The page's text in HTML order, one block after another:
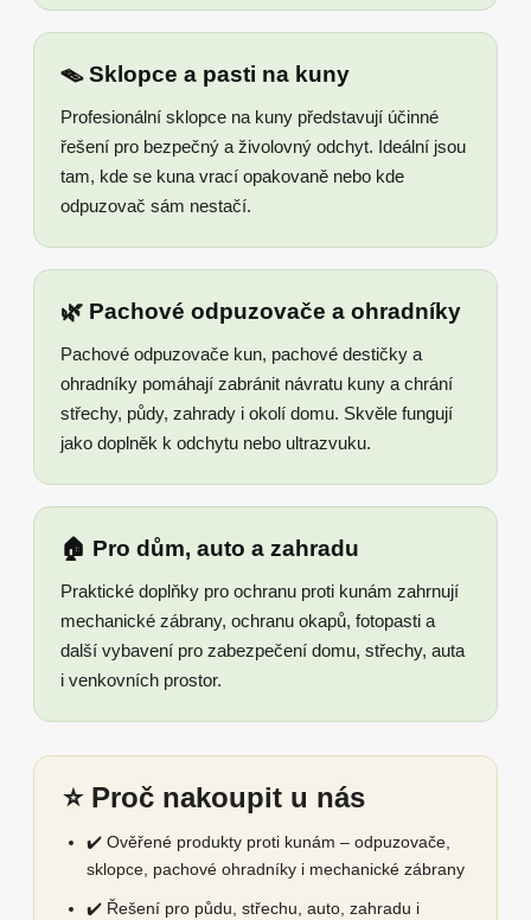
🪤 Sklopce a pasti na kuny
Profesionální sklopce na kuny představují účinné
řešení pro bezpečný a živolovný odchyt. Ideální jsou
tam, kde se kuna vrací opakovaně nebo kde
odpuzovač sám nestačí.
🌿 Pachové odpuzovače a ohradníky
Pachové odpuzovače kun, pachové destičky a
ohradníky pomáhají zabránit návratu kuny a chrání
střechy, půdy, zahrady i okolí domu. Skvěle fungují
jako doplněk k odchytu nebo ultrazvuku.
🏠 Pro dům, auto a zahradu
Praktické doplňky pro ochranu proti kunám zahrnují
mechanické zábrany, ochranu okapů, fotopasti a
další vybavení pro zabezpečení domu, střechy, auta
i venkovních prostor.
⭐ Proč nakoupit u nás
✔️ Ověřené produkty proti kunám – odpuzovače,
sklopce, pachové ohradníky i mechanické zábrany
✔️ Řešení pro půdu, střechu, auto, zahradu i